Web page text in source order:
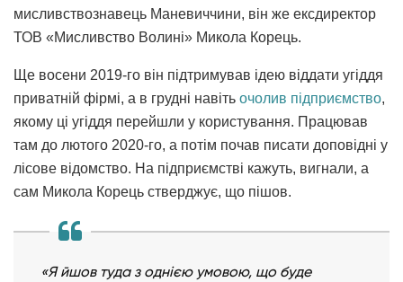
мисливствознавець Маневиччини, він же ексдиректор
ТОВ «Мисливство Волині» Микола Корець.
Ще восени 2019-го він підтримував ідею віддати угіддя
приватній фірмі, а в грудні навіть очолив підприємство,
якому ці угіддя перейшли у користування. Працював
там до лютого 2020-го, а потім почав писати доповідні у
лісове відомство. На підприємстві кажуть, вигнали, а
сам Микола Корець стверджує, що пішов.
«Я йшов туда з однією умовою, що буде